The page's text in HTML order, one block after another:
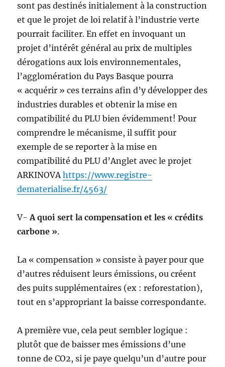
sont pas destinés initialement à la construction
et que le projet de loi relatif à l’industrie verte
pourrait faciliter. En effet en invoquant un
projet d’intérêt général au prix de multiples
dérogations aux lois environnementales,
l’agglomération du Pays Basque pourra
« acquérir » ces terrains afin d’y développer des
industries durables et obtenir la mise en
compatibilité du PLU bien évidemment! Pour
comprendre le mécanisme, il suffit pour
exemple de se reporter à la mise en
compatibilité du PLU d’Anglet avec le projet
ARKINOVAhttps://www.registre-
dematerialise.fr/4563/
V-A quoi sert la compensation et les « crédits
carbone ».
La « compensation » consiste à payer pour que
d’autres réduisent leurs émissions, ou créent
des puits supplémentaires (ex : reforestation),
tout en s’appropriant la baisse correspondante.
A première vue, cela peut sembler logique :
plutôt que de baisser mes émissions d’une
tonne de CO2, si je paye quelqu’un d’autre pour